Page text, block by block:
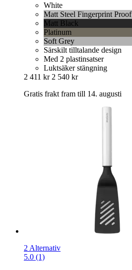
White
Matt Steel Fingerprint Proof
Matt Black
Platinum
Soft Grey
Särskilt tilltalande design
Med 2 plastinsatser
Luktsäker stängning
2 411 kr 2 540 kr
Gratis frakt fram till 14. augusti
2 Alternativ
5.0 (1)